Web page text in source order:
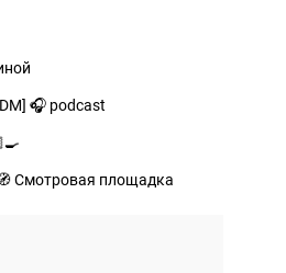
🎧 podcast
Смотровая площадка